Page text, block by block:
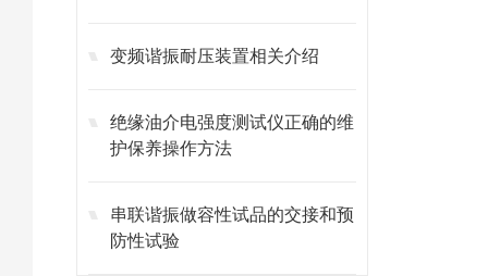
变频谐振耐压装置相关介绍
绝缘油介电强度测试仪正确的维
护保养操作方法
串联谐振做容性试品的交接和预
防性试验